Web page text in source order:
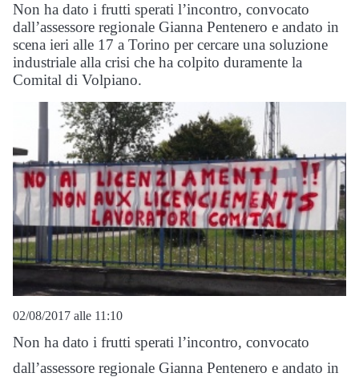
Non ha dato i frutti sperati l’incontro, convocato
dall’assessore regionale Gianna Pentenero e andato in
scena ieri alle 17 a Torino per cercare una soluzione
industriale alla crisi che ha colpito duramente la
Comital di Volpiano.
02/08/2017 alle 11:10
Non ha dato i frutti sperati l’incontro, convocato
dall’assessore regionale Gianna Pentenero e andato in